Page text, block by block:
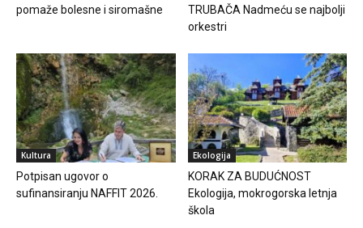
pomaže bolesne i siromašne
TRUBAČA Nadmeću se najbolji
orkestri
Kultura
Potpisan ugovor o
sufinansiranju NAFFIT 2026.
Ekologija
KORAK ZA BUDUĆNOST
Ekologija, mokrogorska letnja
škola